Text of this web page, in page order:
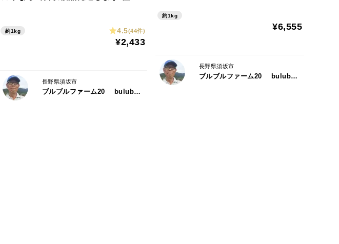
１日１名限定）
約1kg 4.5(44件)
¥2,433
長野県須坂市
ブルブルファーム20 bulubulu-farm.com
約1kg
¥6,555
長野県須坂市
ブルブルファーム20 bulubulu-farm.com